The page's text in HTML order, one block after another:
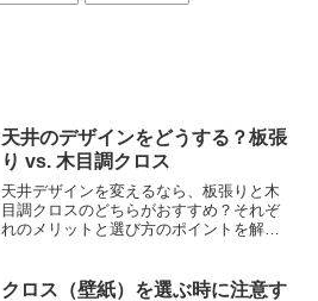
天井のデザインをどうする？板張
り vs. 木目調クロス
天井デザインを変えるなら、板張りと木
目調クロスのどちらがおすすめ？それぞ
れのメリットと選び方のポイントを解
いかがでしょうか？
クロス（壁紙）を選ぶ時に注意す